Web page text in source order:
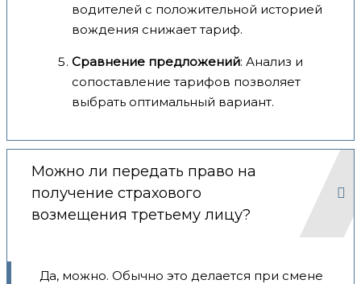
водителей с положительной историей
вождения снижает тариф.
Сравнение предложений: Анализ и
сопоставление тарифов позволяет
выбрать оптимальный вариант.
Можно ли передать право на
получение страхового
возмещения третьему лицу?
Да, можно. Обычно это делается при смене